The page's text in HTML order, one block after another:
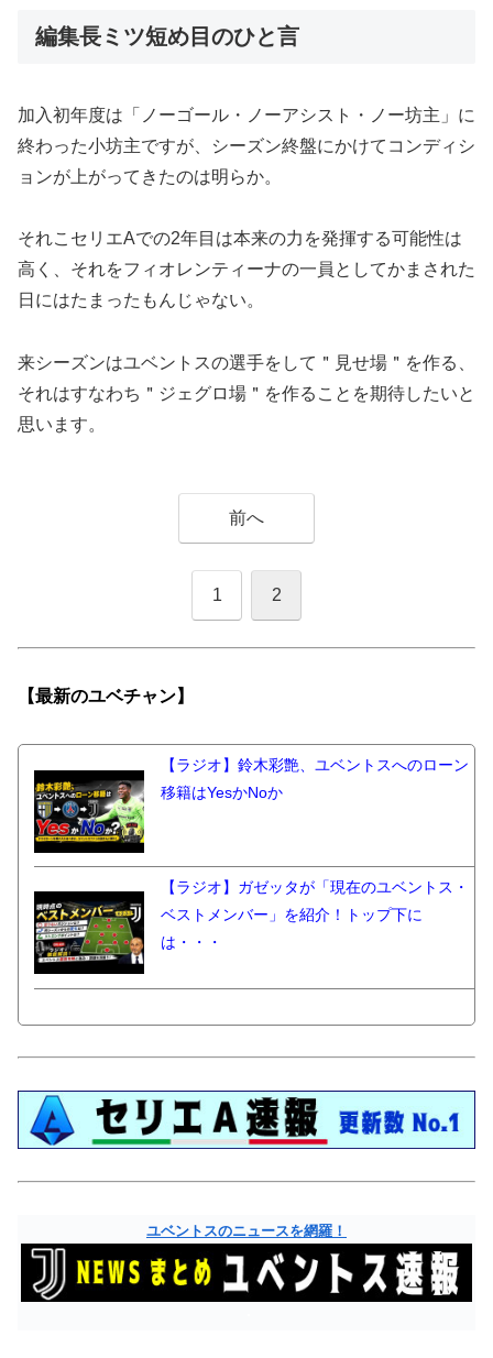
編集長ミツ短め目のひと言
加入初年度は「ノーゴール・ノーアシスト・ノー坊主」に
終わった小坊主ですが、シーズン終盤にかけてコンディシ
ョンが上がってきたのは明らか。
それこセリエAでの2年目は本来の力を発揮する可能性は
高く、それをフィオレンティーナの一員としてかまされた
日にはたまったもんじゃない。
来シーズンはユベントスの選手をして＂見せ場＂を作る、
それはすなわち＂ジェグロ場＂を作ることを期待したいと
思います。
前へ
1 2
【最新のユベチャン】
【ラジオ】鈴木彩艶、ユベントスへのローン
移籍はYesかNoか
【ラジオ】ガゼッタが「現在のユベントス・
ベストメンバー」を紹介！トップ下に
は・・・
ユベントスのニュースを網羅！